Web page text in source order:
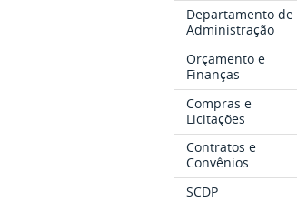
Departamento de
Administração
Orçamento e
Finanças
Compras e
Licitações
Contratos e
Convênios
SCDP